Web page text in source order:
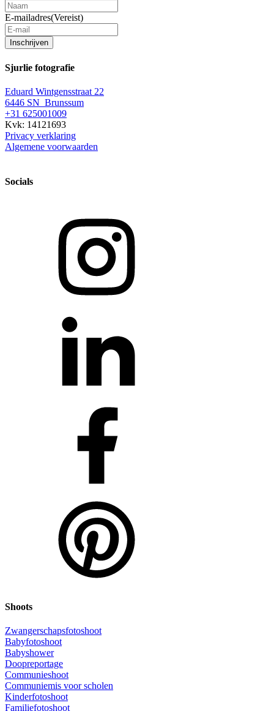
E-mailadres(Vereist)
Inschrijven
Sjurlie fotografie
Eduard Wintgensstraat 22
6446 SN Brunssum
+31 625001009
Kvk: 14121693
Privacy verklaring
Algemene voorwaarden
Socials
Shoots
Zwangerschapsfotoshoot
Babyfotoshoot
Babyshower
Doopreportage
Communieshoot
Communiemis voor scholen
Kinderfotoshoot
Familiefotoshoot